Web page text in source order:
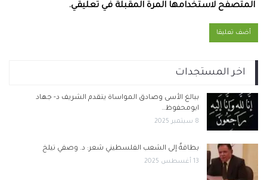
المتصفح لاستخدامها المرة المقبلة في تعليقي.
اخر المستجدات
ببالغ الأسى وصادق المواساة يتقدم الشريف د- جهاد
ابومحفوظ…
8 سبتمبر 2025
بطاقةٌ إلى الشعب الفلسطيني شعر: د. وصفي تيلخ
13 أغسطس 2025